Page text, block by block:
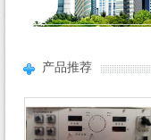
产品推荐